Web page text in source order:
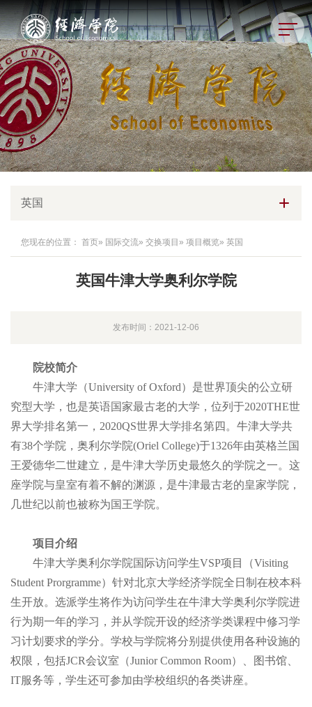
英国
您现在的位置： 首页» 国际交流» 交换项目 » 项目概览» 英国
英国牛津大学奥利尔学院
发布时间：2021-12-06
院校简介
牛津大学（University of Oxford）是世界顶尖的公立研
究型大学，也是英语国家最古老的大学，位列于2020THE世
界大学排名第一，2020QS世界大学排名第四。牛津大学共
有38个学院，奥利尔学院(Oriel College)于1326年由英格兰国
王爱德华二世建立，是牛津大学历史最悠久的学院之一。这
座学院与皇室有着不解的渊源，是牛津最古老的皇家学院，
几世纪以前也被称为国王学院。
项目介绍
牛津大学奥利尔学院国际访问学生VSP项目（Visiting
Student Prorgramme）针对北京大学经济学院全日制在校本科
生开放。选派学生将作为访问学生在牛津大学奥利尔学院进
行为期一年的学习，并从学院开设的经济学类课程中修习学
习计划要求的学分。学校与学院将分别提供使用各种设施的
权限，包括JCR会议室（Junior Common Room）、图书馆、
IT服务等，学生还可参加由学校组织的各类讲座。